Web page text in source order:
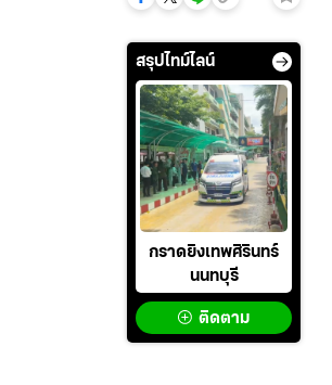
สรุปไทม์ไลน์
กราดยิงเทพศิรินทร์
นนทบุรี
ติดตาม